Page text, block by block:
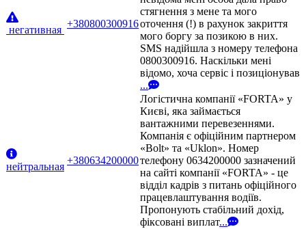
негативная
+380800300916
стягнення з мене та мого
оточення (!) в рахунок закриття
мого боргу за позикою в них.
SMS надійшла з номеру телефона
0800300916. Наскільки мені
відомо, хоча сервіс і позиціонував
...
нейтральная
+380634200000
Логістична компанії «FORTA» у
Києві, яка займається
вантажними перевезеннями.
Компанія є офіційним партнером
«Bolt» та «Uklon». Номер
телефону 0634200000 зазначений
на сайті компанії «FORTA» - це
відділ кадрів з питань офіційного
працевлаштування водіїв.
Пропонують стабільний дохід,
фіксовані виплат...